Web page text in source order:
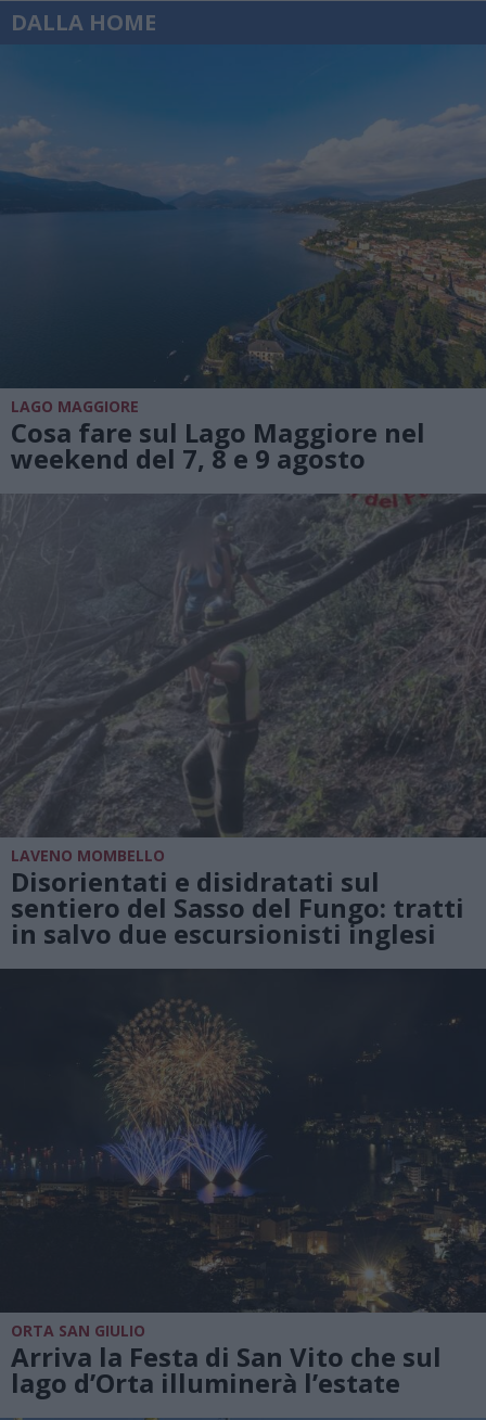
DALLA HOME
LAGO MAGGIORE
Cosa fare sul Lago Maggiore nel
weekend del 7, 8 e 9 agosto
LAVENO MOMBELLO
Disorientati e disidratati sul
sentiero del Sasso del Fungo: tratti
in salvo due escursionisti inglesi
ORTA SAN GIULIO
Arriva la Festa di San Vito che sul
lago d’Orta illuminerà l’estate